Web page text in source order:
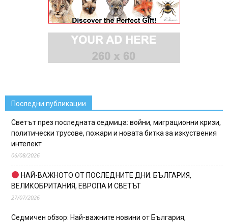
Последни публикации
Светът през последната седмица: войни, миграционни кризи,
политически трусове, пожари и новата битка за изкуствения
интелект
06/08/2026
НАЙ-ВАЖНОТО ОТ ПОСЛЕДНИТЕ ДНИ: БЪЛГАРИЯ,
ВЕЛИКОБРИТАНИЯ, ЕВРОПА И СВЕТЪТ
27/07/2026
Седмичен обзор: Най-важните новини от България,